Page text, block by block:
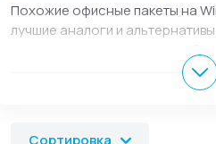
Похожие офисные пакеты на
лучшие аналоги и
пакеты, похожие на WinDjView
Сравнивайте функции,
Сортировка